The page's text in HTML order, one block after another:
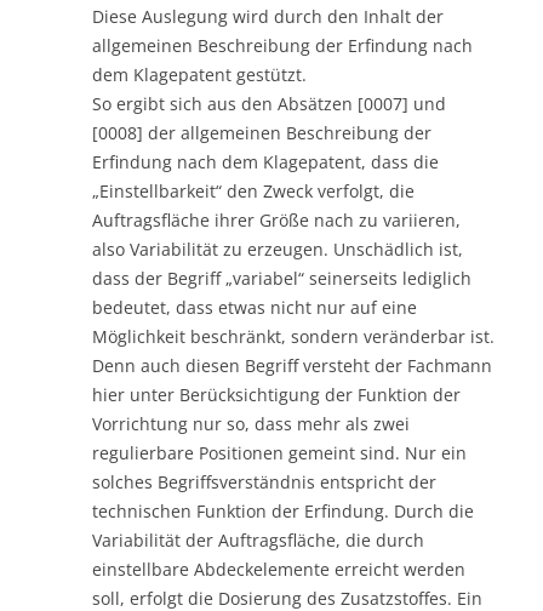
Diese Auslegung wird durch den Inhalt der
allgemeinen Beschreibung der Erfindung nach
dem Klagepatent gestützt.
So ergibt sich aus den Absätzen [0007] und
[0008] der allgemeinen Beschreibung der
Erfindung nach dem Klagepatent, dass die
„Einstellbarkeit“ den Zweck verfolgt, die
Auftragsfläche ihrer Größe nach zu variieren,
also Variabilität zu erzeugen. Unschädlich ist,
dass der Begriff „variabel“ seinerseits lediglich
bedeutet, dass etwas nicht nur auf eine
Möglichkeit beschränkt, sondern veränderbar ist.
Denn auch diesen Begriff versteht der Fachmann
hier unter Berücksichtigung der Funktion der
Vorrichtung nur so, dass mehr als zwei
regulierbare Positionen gemeint sind. Nur ein
solches Begriffsverständnis entspricht der
technischen Funktion der Erfindung. Durch die
Variabilität der Auftragsfläche, die durch
einstellbare Abdeckelemente erreicht werden
soll, erfolgt die Dosierung des Zusatzstoffes. Ein